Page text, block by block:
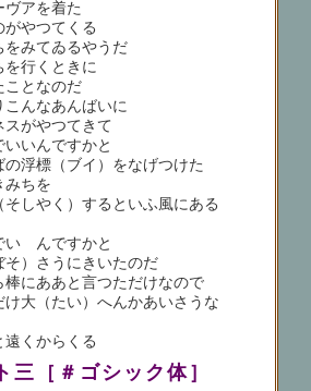
アを着た
がやつてくる
をみてゐるやうだ
を行くときに
ことなのだ
んなあんばいに
スがやつてきて
いんですかと
浮標（ブイ）をなげつけた
みちを
しやく）するといふ風にある
ゝんですかと
そ）さうにきいたのだ
棒にああと言つただけなので
け大（たい）へんかあいさうな
遠くからくる
＃ゴシック体］